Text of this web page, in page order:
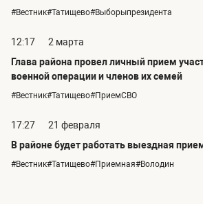
#Вестник#Татищево#Выборыпрезидента
12:17
2 марта
Глава района провел личный прием
военной операции и членов их семей
#Вестник#Татищево#ПриемСВО
17:27
21 февраля
В районе будет работать выездная
#Вестник#Татищево#Приемная#Володин